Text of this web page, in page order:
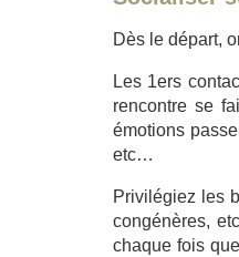
Dès le départ,
Les 1ers
rencontre se
émotions
etc…
Privilégiez les
congénères,
chaque fois